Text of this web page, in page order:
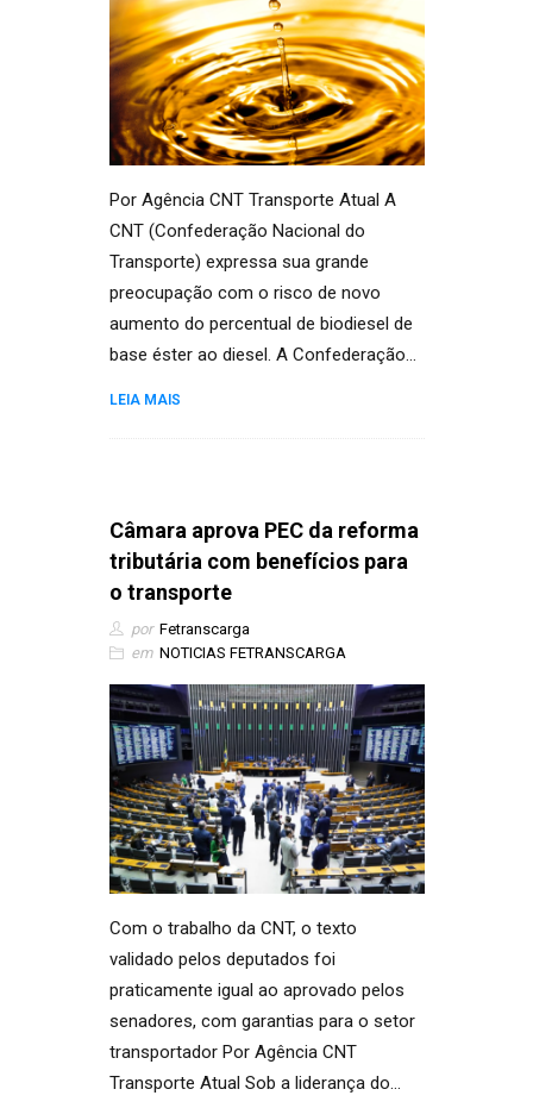
Por Agência CNT Transporte Atual A
CNT (Confederação Nacional do
Transporte) expressa sua grande
preocupação com o risco de novo
aumento do percentual de biodiesel de
base éster ao diesel. A Confederação…
LEIA MAIS
Câmara aprova PEC da reforma
tributária com benefícios para
o transporte
por Fetranscarga
em NOTICIAS FETRANSCARGA
Com o trabalho da CNT, o texto
validado pelos deputados foi
praticamente igual ao aprovado pelos
senadores, com garantias para o setor
transportador Por Agência CNT
Transporte Atual Sob a liderança do…